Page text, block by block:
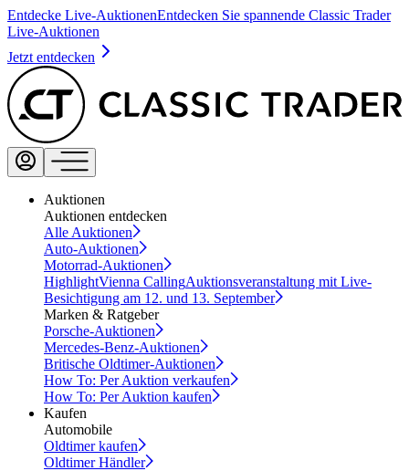
Entdecke Live-AuktionenEntdecken Sie spannende Classic Trader
Live-Auktionen
Jetzt entdecken
Auktionen
Auktionen entdecken
Alle Auktionen
Auto-Auktionen
Motorrad-Auktionen
HighlightVienna CallingAuktionsveranstaltung mit Live-
Besichtigung am 12. und 13. September
Marken & Ratgeber
Porsche-Auktionen
Mercedes-Benz-Auktionen
Britische Oldtimer-Auktionen
How To: Per Auktion verkaufen
How To: Per Auktion kaufen
Kaufen
Automobile
Oldtimer kaufen
Oldtimer Händler